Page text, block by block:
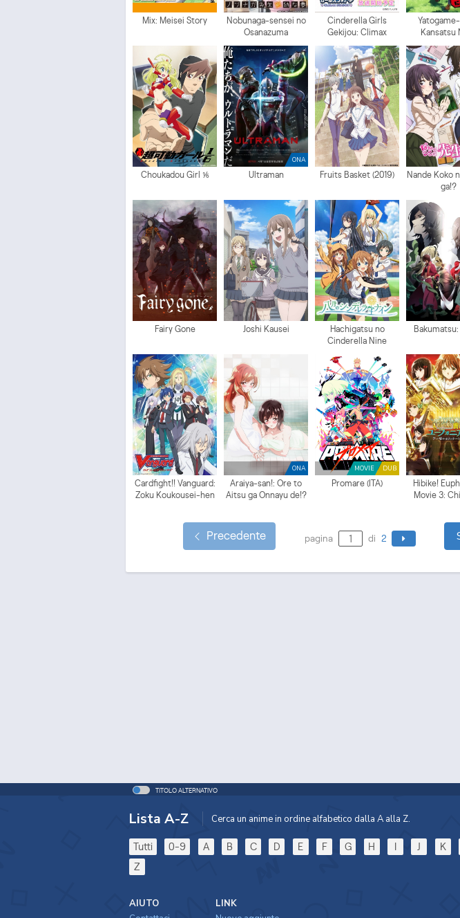
Mix: Meisei Story
Nobunaga-sensei no
Osanazuma
Cinderella Girls
Gekijou: Climax
Season
Kansatsu
Choukadou Girl ⅙
ONA
Ultraman Fruits Basket (2019)
Nande Koko
ga!?
Fairy Gone Joshi Kausei
Hachigatsu no
Cinderella Nine
Cardfight!! Vanguard:
Zoku Koukousei-hen
ONA
Araiya-san!: Ore to
Aitsu ga Onnayu de!?
DUB
MOVIE
Promare (ITA)
Hibike!
Movie 3:
Precedente pagina di 2
TITOLO ALTERNATIVO
Lista A-Z Cerca un anime in ordine alfabetico dalla A alla Z.
Tutti 0-9 A B C D E F G H I J K
Z
AIUTO
LINK